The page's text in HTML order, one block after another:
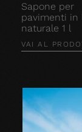
Sapone per
pavimenti in
naturale 1 l
VAI AL